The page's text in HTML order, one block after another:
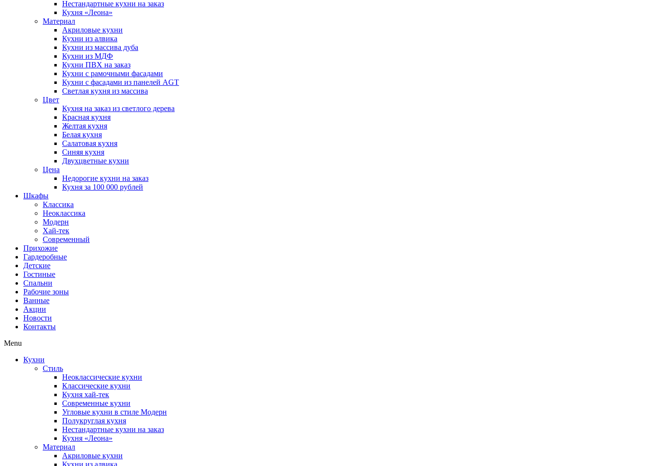
Нестандартные кухни на заказ
Кухня «Леона»
Материал
Акриловые кухни
Кухни из алвика
Кухни из массива дуба
Кухни из МДФ
Кухни ПВХ на заказ
Кухни с рамочными фасадами
Кухни с фасадами из панелей AGT
Светлая кухня из массива
Цвет
Кухня на заказ из светлого дерева
Красная кухня
Желтая кухня
Белая кухня
Салатовая кухня
Синяя кухня
Двухцветные кухни
Цена
Недорогие кухни на заказ
Кухня за 100 000 рублей
Шкафы
Классика
Неоклассика
Модерн
Хай-тек
Современный
Прихожие
Гардеробные
Детские
Гостиные
Спальни
Рабочие зоны
Ванные
Акции
Новости
Контакты
Menu
Кухни
Стиль
Неоклассические кухни
Классические кухни
Кухня хай-тек
Современные кухни
Угловые кухни в стиле Модерн
Полукруглая кухня
Нестандартные кухни на заказ
Кухня «Леона»
Материал
Акриловые кухни
Кухни из алвика